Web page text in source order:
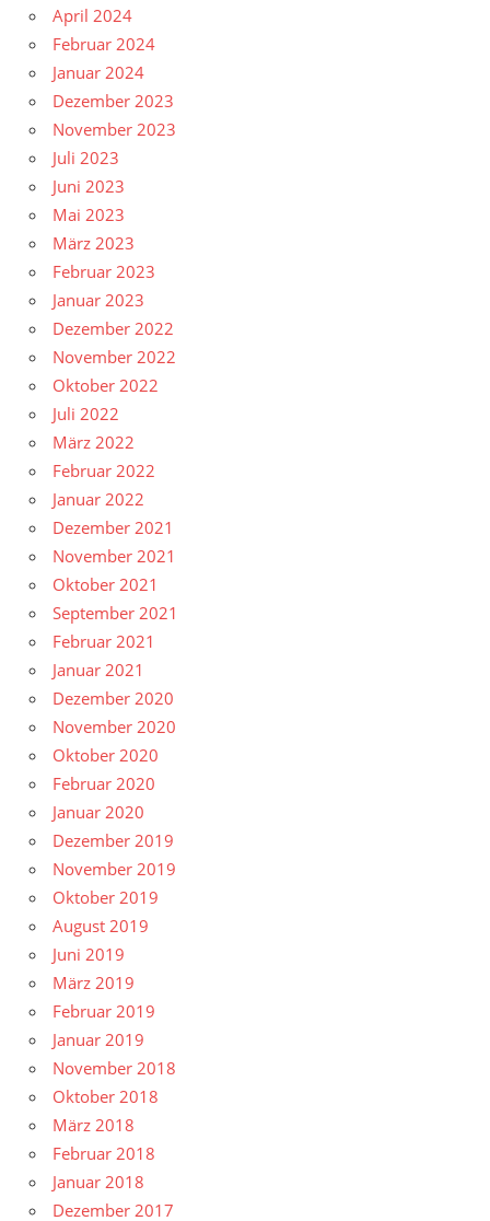
April 2024
Februar 2024
Januar 2024
Dezember 2023
November 2023
Juli 2023
Juni 2023
Mai 2023
März 2023
Februar 2023
Januar 2023
Dezember 2022
November 2022
Oktober 2022
Juli 2022
März 2022
Februar 2022
Januar 2022
Dezember 2021
November 2021
Oktober 2021
September 2021
Februar 2021
Januar 2021
Dezember 2020
November 2020
Oktober 2020
Februar 2020
Januar 2020
Dezember 2019
November 2019
Oktober 2019
August 2019
Juni 2019
März 2019
Februar 2019
Januar 2019
November 2018
Oktober 2018
März 2018
Februar 2018
Januar 2018
Dezember 2017